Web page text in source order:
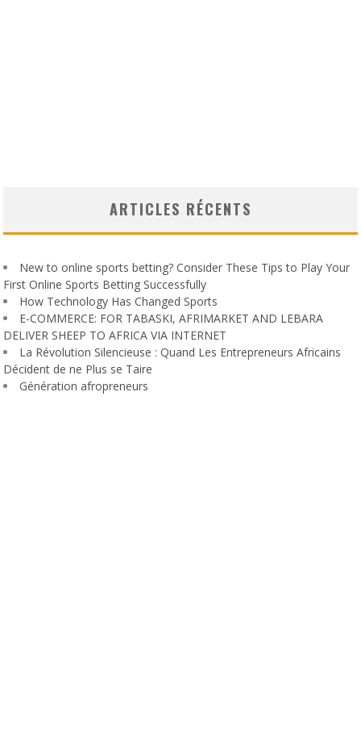
ARTICLES RÉCENTS
New to online sports betting? Consider These Tips to Play Your
First Online Sports Betting Successfully
How Technology Has Changed Sports
E-COMMERCE: FOR TABASKI, AFRIMARKET AND LEBARA
DELIVER SHEEP TO AFRICA VIA INTERNET
La Révolution Silencieuse : Quand Les Entrepreneurs Africains
Décident de ne Plus se Taire
Génération afropreneurs